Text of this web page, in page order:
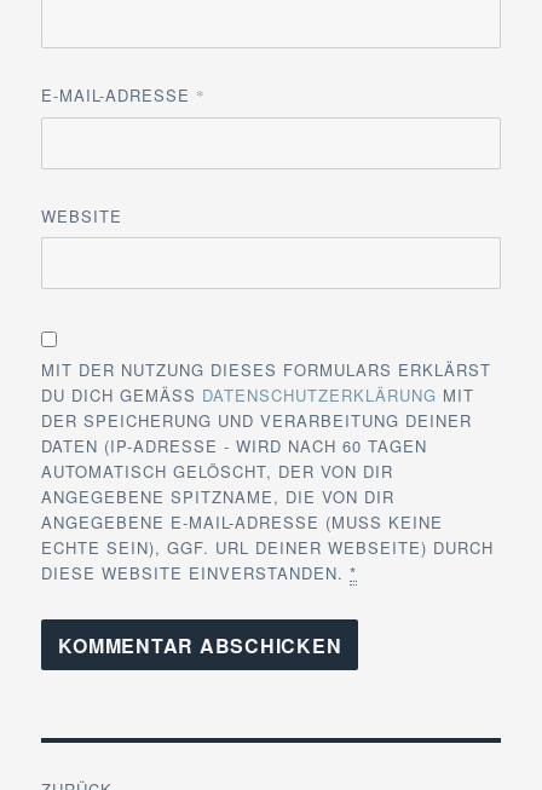
E-MAIL-ADRESSE *
WEBSITE
MIT DER NUTZUNG DIESES FORMULARS ERKLÄRST
DU DICH GEMÄSS DATENSCHUTZERKLÄRUNG MIT
DER SPEICHERUNG UND VERARBEITUNG DEINER
DATEN (IP-ADRESSE - WIRD NACH 60 TAGEN
AUTOMATISCH GELÖSCHT, DER VON DIR
ANGEGEBENE SPITZNAME, DIE VON DIR
ANGEGEBENE E-MAIL-ADRESSE (MUSS KEINE
ECHTE SEIN), GGF. URL DEINER WEBSEITE) DURCH
DIESE WEBSITE EINVERSTANDEN.*